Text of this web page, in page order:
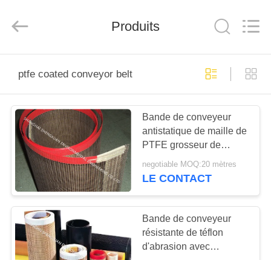
PRODUITS
AU
SUJET
DE
NOUS
VISITE
Rights
Produits
ptfe coated conveyor belt
Bande de conveyeur
antistatique de maille de
PTFE grosseur de
maille de 4mm * de 4mm
avec la résistance à
negotiable MOQ:20 mètres
LE CONTACT
Bande de conveyeur
résistante de téflon
d'abrasion avec